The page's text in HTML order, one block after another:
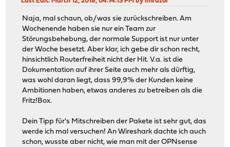
Naja, mal schaun, ob/was sie zurückschreiben. Am
Wochenende haben sie nur ein Team zur
Störungsbehebung, der normale Support ist nur unter
der Woche besetzt. Aber klar, ich gebe dir schon recht,
hinsichtlich Routerfreiheit nicht der Hit. V.a. ist die
Dokumentation auf ihrer Seite auch mehr als dürftig,
was wohl daran liegt, dass 99,9% der Kunden keine
Ambitionen haben, etwas anderes zu betreiben als die
Fritz!Box.
Dein Tipp für's Mitschreiben der Pakete ist sehr gut, das
werde ich mal versuchen! An Wireshark dachte ich auch
schon, wusste aber nicht, wie man mit der OPNsense